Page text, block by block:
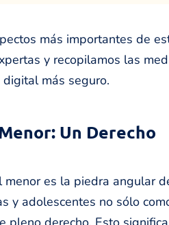
más importantes de
y recopilamos las
más seguro.
Un Derecho
es la piedra angular
y adolescentes no sólo